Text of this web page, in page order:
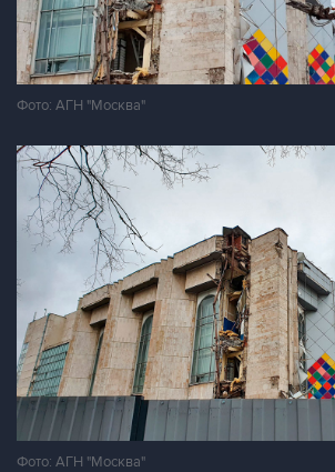
Фото: АГН "Москва"
Фото: АГН "Москва"